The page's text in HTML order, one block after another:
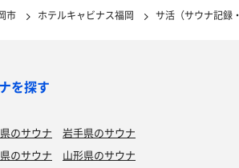
市 ホテルキャビナス福岡 サ活（サウナ記録
を探す
のサウナ
岩手県のサウナ
のサウナ
山形県のサウナ